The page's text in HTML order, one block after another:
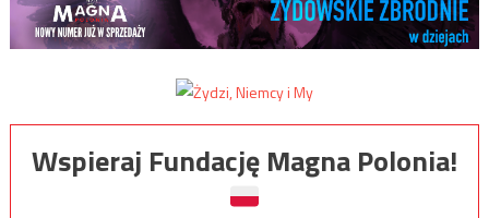
Wspieraj Fundację Magna Polonia!